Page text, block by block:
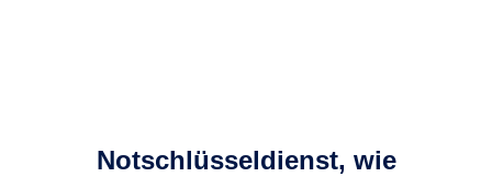
Notschlüsseldienst, wie